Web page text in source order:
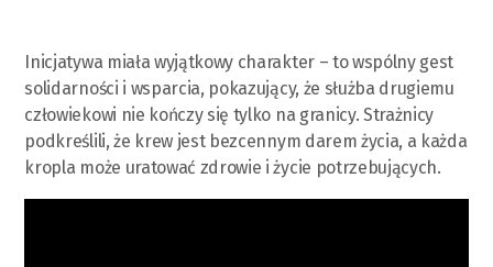
Inicjatywa miała wyjątkowy charakter – to wspólny gest
solidarności i wsparcia, pokazujący, że służba drugiemu
człowiekowi nie kończy się tylko na granicy. Strażnicy
podkreślili, że krew jest bezcennym darem życia, a każda
kropla może uratować zdrowie i życie potrzebujących.